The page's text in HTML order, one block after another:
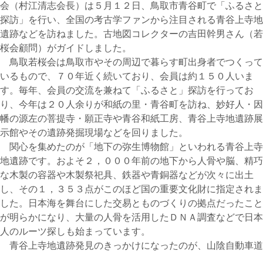
会（村江清志会長）は５月１２日、鳥取市青谷町で「ふるさと
探訪」を行い、全国の考古学ファンから注目される青谷上寺地
遺跡などを訪ねました。古地図コレクターの吉田幹男さん（若
桜会顧問）がガイドしました。
鳥取若桜会は鳥取市やその周辺で暮らす町出身者でつくって
いるもので、７０年近く続いており、会員は約１５０人いま
す。毎年、会員の交流を兼ねて「ふるさと」探訪を行ってお
り、今年は２０人余りが和紙の里・青谷町を訪ね、妙好人・因
幡の源左の菩提寺・願正寺や青谷和紙工房、青谷上寺地遺跡展
示館やその遺跡発掘現場などを回りました。
関心を集めたのが「地下の弥生博物館」といわれる青谷上寺
地遺跡です。およそ２，０００年前の地下から人骨や脳、精巧
な木製の容器や木製祭祀具、鉄器や青銅器などが次々に出土
し、その１，３５３点がこのほど国の重要文化財に指定されま
した。日本海を舞台にした交易とものづくりの拠点だったこと
が明らかになり、大量の人骨を活用したＤＮＡ調査などで日本
人のルーツ探しも始まっています。
青谷上寺地遺跡発見のきっかけになったのが、山陰自動車道